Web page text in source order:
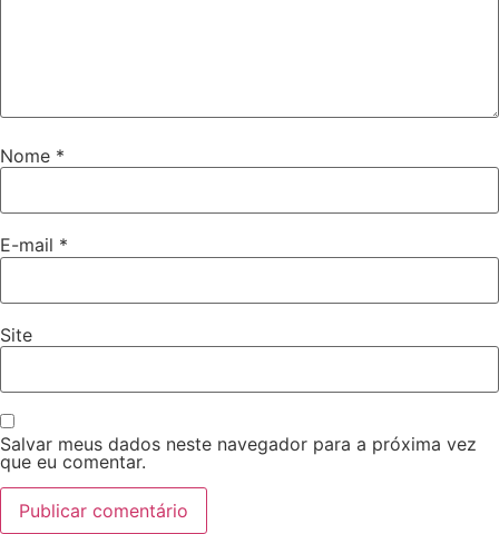
Nome *
E-mail *
Site
Salvar meus dados neste navegador para a próxima vez
que eu comentar.